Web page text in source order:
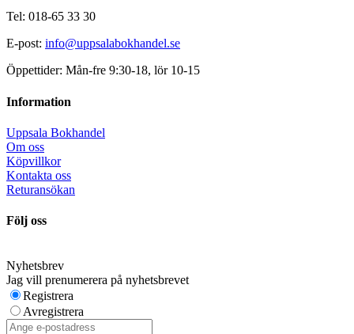
Tel: 018-65 33 30
E-post: info@uppsalabokhandel.se
Öppettider: Mån-fre 9:30-18, lör 10-15
Information
Uppsala Bokhandel
Om oss
Köpvillkor
Kontakta oss
Returansökan
Följ oss
Nyhetsbrev
Jag vill prenumerera på nyhetsbrevet
Registrera
Avregistrera